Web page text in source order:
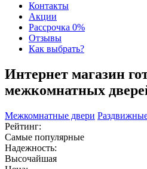
Контакты
Акции
Рассрочка 0%
Отзывы
Как выбрать?
Интернет магазин
межкомнатных
Межкомнатные двери
Рейтинг:
Самые популярные
Надежность:
Высочайшая